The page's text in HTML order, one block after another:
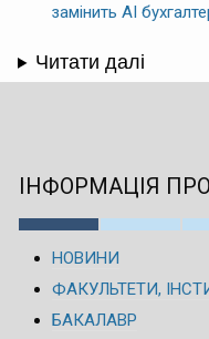
замінить AI
Читати далі
ІНФОРМАЦІЯ ПРО
НОВИНИ
ФАКУЛЬТЕТИ,
БАКАЛАВР